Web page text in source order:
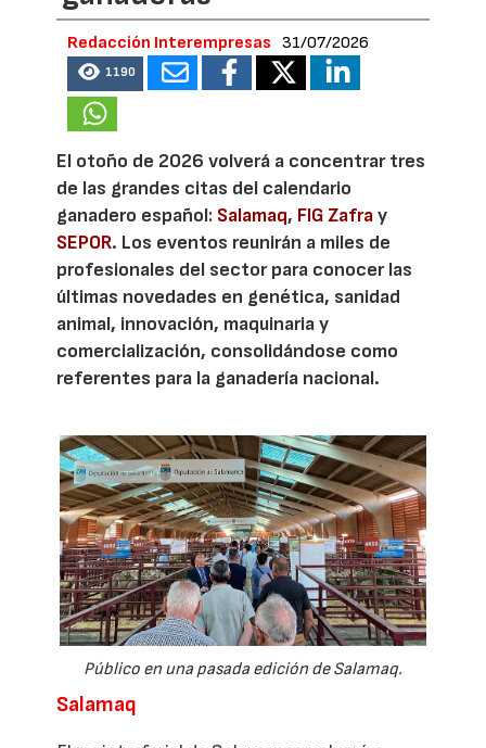
Redacción Interempresas 31/07/2026
1190
El otoño de 2026 volverá a concentrar tres
de las grandes citas del calendario
ganadero español: Salamaq, FIG Zafray
SEPOR. Los eventos reunirán a miles de
profesionales del sector para conocer las
últimas novedades en genética, sanidad
animal, innovación, maquinaria y
comercialización, consolidándose como
referentes para la ganadería nacional.
Público en una pasada edición de Salamaq.
Salamaq